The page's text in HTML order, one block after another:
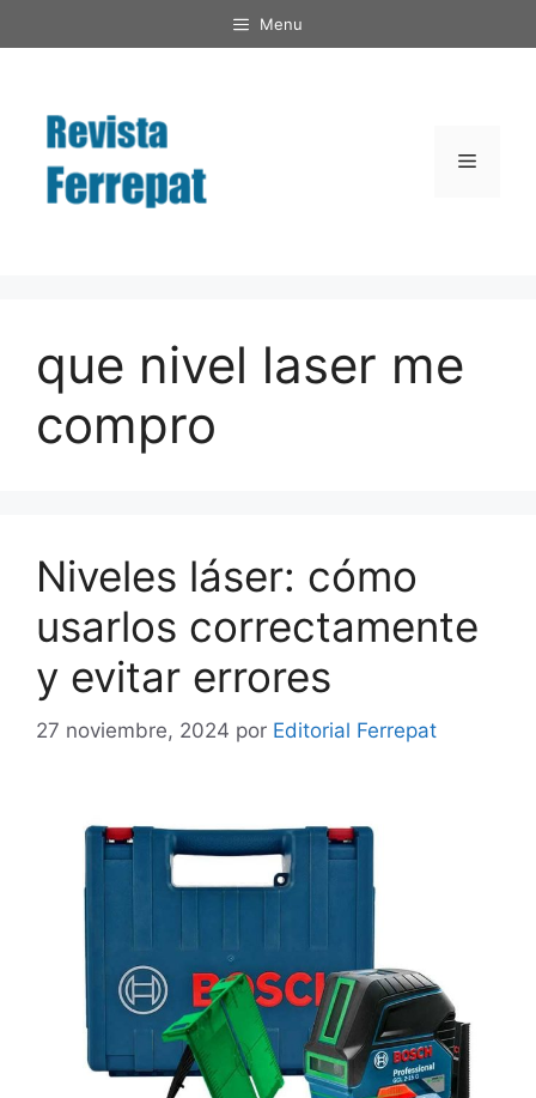
al
Menu
Menú
que nivel laser me
compro
Niveles láser: cómo
usarlos correctamente
y evitar errores
27 noviembre, 2024 por Editorial Ferrepat